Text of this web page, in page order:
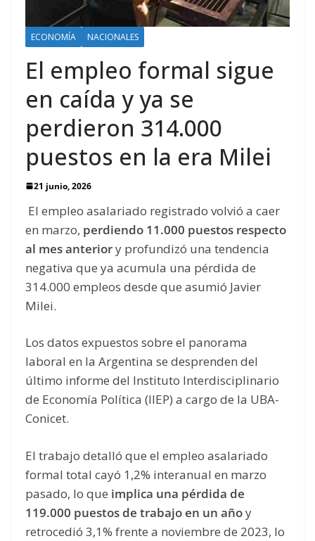
ECONOMÍA NACIONALES
El empleo formal sigue
en caída y ya se
perdieron 314.000
puestos en la era Milei
21 junio, 2026
El empleo asalariado registrado volvió a caer
en marzo, perdiendo 11.000 puestos respecto
al mes anteriory profundizó una tendencia
negativa que ya acumula una pérdida de
314.000 empleos desde que asumió Javier
Milei.
Los datos expuestos sobre el panorama
laboral en la Argentina se desprenden del
último informe del Instituto Interdisciplinario
de Economía Política (IIEP) a cargo de la UBA-
Conicet.
El trabajo detalló que el empleo asalariado
formal total cayó 1,2% interanual en marzo
pasado, lo que implica una pérdida de
119.000 puestos de trabajo en un añoy
retrocedió 3,1% frente a noviembre de 2023, lo